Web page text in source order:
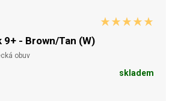
9+ - Brown/Tan (W)
obuv
skladem